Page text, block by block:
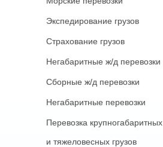
Экспедирование грузов
Страхование грузов
Негабаритные ж/д перевозки
Сборные ж/д перевозки
Негабаритные перевозки
Перевозка крупногабаритных
и тяжеловесных грузов